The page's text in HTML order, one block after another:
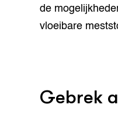
de
vloeibare
Gebrek